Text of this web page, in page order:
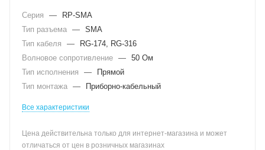
Серия —
RP-SMA
Тип разъема — SMA
Тип кабеля
—
RG-174, RG-316
Волновое сопротивление — 50 Ом
Тип исполнения
—
Прямой
Тип монтажа — Приборно-кабельный
Все характеристики
Цена действительна только для интернет-магазина и может
отличаться от цен в розничных магазинах